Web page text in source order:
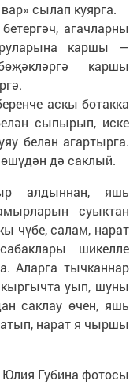
сылап куярга.
агачларны
каршы —
каршы
аскы ботакка
сыпырып, иске
белән агартырга.
дә саклый.
алдыннан, яшь
суыктан
чүбе, салам, нарат
шикелле
Аларга тычканнар
уып, шуны
саклау өчен, яшь
нарат я чыршы
Юлия Губина фотосы